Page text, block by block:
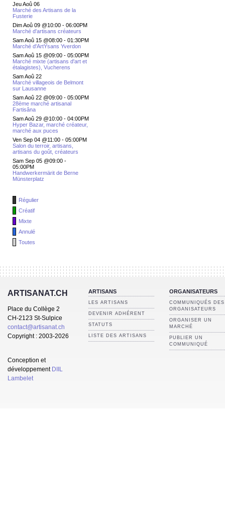
Jeu Aoû 06
Marché des Artisans de la
Fusterie
Dim Aoû 09 @10:00 - 06:00PM
Marché d'artisans créateurs
Sam Aoû 15 @08:00 - 01:30PM
Marché d'ArtYsans Yverdon
Sam Aoû 15 @09:00 - 05:00PM
Marché mixte (artisans d'art et
étalagistes), Vucherens
Sam Aoû 22
Marché villageois de Belmont
sur Lausanne
Sam Aoû 22 @09:00 - 05:00PM
28ème marché artisanal
Fartisâna
Sam Aoû 29 @10:00 - 04:00PM
Hyper Bazar, marché créateur,
marché aux puces
Ven Sep 04 @11:00 - 05:00PM
Salon du terroir, artisans,
artisans du goût, créateurs
Sam Sep 05 @09:00 -
05:00PM
Handwerkermärit de Berne
Münsterplatz
Régulier
Créatif
Mixte
Annulé
Toutes
ARTISANAT.CH
Place du Collège 2
CH-2123 St-Sulpice
contact@artisanat.ch
Copyright : 2003-2026
Conception et
développement DIIL
Lambelet
ARTISANS
LES ARTISANS
DEVENIR ADHÉRENT
STATUTS
LISTE DES ARTISANS
ORGANISATEURS
COMMUNIQUÉS DES
ORGANISATEURS
ORGANISER UN
MARCHÉ
PUBLIER UN
COMMUNIQUÉ